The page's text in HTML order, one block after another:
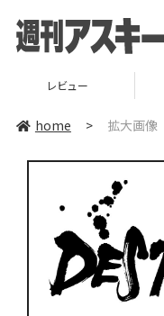
レビュー
home > 拡大画像